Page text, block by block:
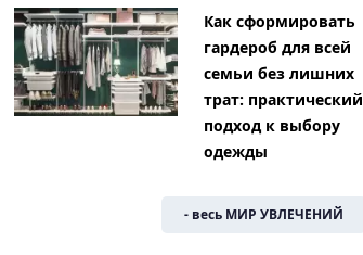
Как сформировать
гардероб для всей
семьи без лишних
трат: практический
подход к выбору
одежды
- весь МИР УВЛЕЧЕНИЙ